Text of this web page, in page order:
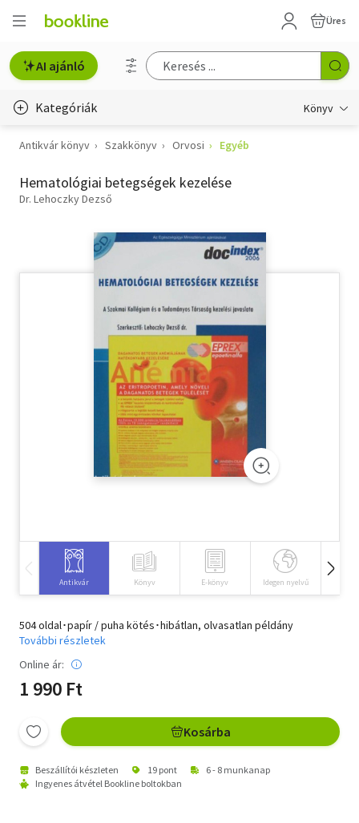
Üres
AI ajánló
Kategóriák Könyv
Életmód, egészség
Erotika
Hobbi, szabadidő
Szótár, nyelvkönyv
Tankönyv, segédkönyv
Társadalomtudomány
Antikvár könyv Szakkönyv Orvosi Egyéb
Hematológiai betegségek kezelése
Dr. Lehoczky Dezső
Antikvár Könyv E-könyv Idegen nyelvű
504 oldal･papír / puha kötés･hibátlan, olvasatlan példány
További részletek
Online ár:
1 990 Ft
Kosárba
Beszállítói készleten 19 pont
6 - 8 munkanap
Ingyenes átvétel Bookline boltokban